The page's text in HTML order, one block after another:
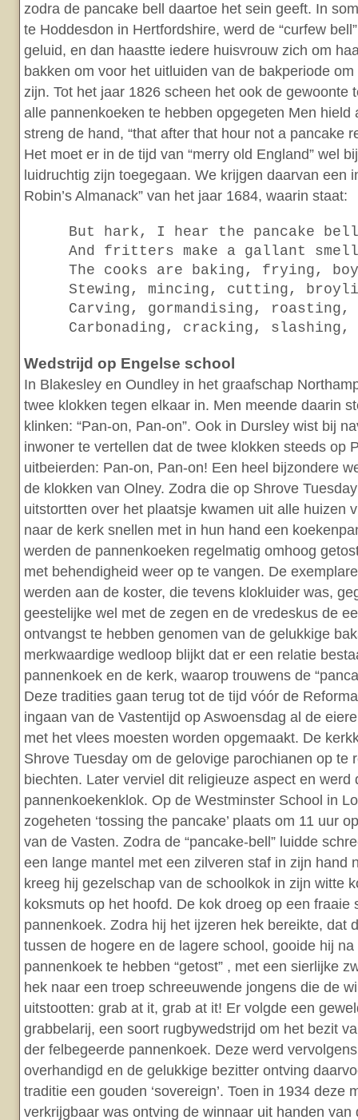
zodra de pancake bell daartoe het sein geeft. In
te Hoddesdon in Hertfordshire, werd de “curfew
geluid, en dan haastte iedere huisvrouw zich om
bakken om voor het uitluiden van de bakperiode
zijn. Tot het jaar 1826 scheen het ook de gewoonte
alle pannenkoeken te hebben opgegeten Men hield
streng de hand, “that after that hour not a pancake
Het moet er in de tijd van “merry old England” wel
luidruchtig zijn toegegaan. We krijgen daarvan een
Robin’s Almanack” van het jaar 1684, waarin staat:
But hark, I hear the pancake
And fritters make a gallant
The cooks are baking, frying,
Stewing, mincing, cutting,
Carving, gormandising, roasting,
Carbonading, cracking,
Wedstrijd op Engelse school
In Blakesley en Oundley in het graafschap
twee klokken tegen elkaar in. Men meende daarin
klinken: “Pan-on, Pan-on”. Ook in Dursley wist bij
inwoner te vertellen dat de twee klokken steeds op
uitbeierden: Pan-on, Pan-on! Een heel bijzondere
de klokken van Olney. Zodra die op Shrove
uitstortten over het plaatsje kwamen uit alle huizen
naar de kerk snellen met in hun hand een
werden de pannenkoeken regelmatig omhoog
met behendigheid weer op te vangen. De
werden aan de koster, die tevens klokluider was,
geestelijke wel met de zegen en de vredeskus de
ontvangst te hebben genomen van de gelukkige
merkwaardige wedloop blijkt dat er een relatie
pannenkoek en de kerk, waarop trouwens de
Deze tradities gaan terug tot de tijd vóór de
ingaan van de Vastentijd op Aswoensdag al de
met het vlees moesten worden opgemaakt. De
Shrove Tuesday om de gelovige parochianen op te
biechten. Later verviel dit religieuze aspect en werd
pannenkoekenklok. Op de Westminster School in
zogeheten ‘tossing the pancake’ plaats om 11 uur
van de Vasten. Zodra de “pancake-bell” luidde
een lange mantel met een zilveren staf in zijn hand
kreeg hij gezelschap van de schoolkok in zijn witte
koksmuts op het hoofd. De kok droeg op een fraaie
pannenkoek. Zodra hij het ijzeren hek bereikte, dat
tussen de hogere en de lagere school, gooide hij
pannenkoek te hebben “getost” , met een sierlijke
hek naar een troep schreeuwende jongens die de
uitstootten: grab at it, grab at it! Er volgde een
grabbelarij, een soort rugbywedstrijd om het bezit
der felbegeerde pannenkoek. Deze werd
overhandigd en de gelukkige bezitter ontving
traditie een gouden ‘sovereign’. Toen in 1934 deze
verkrijgbaar was ontving de winnaar uit handen van